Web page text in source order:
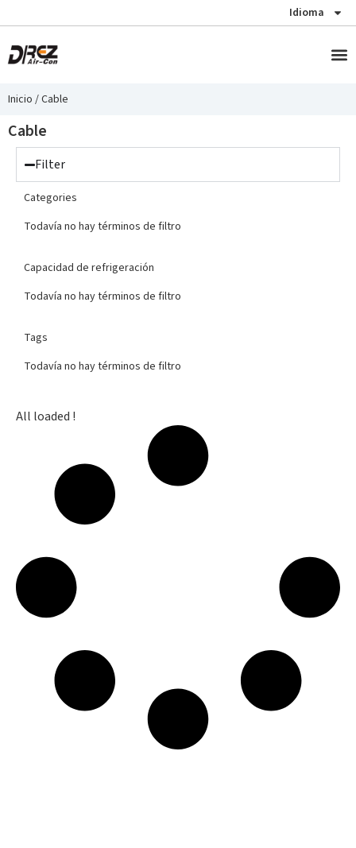
Idioma
Inicio /Cable
Cable
Filter
Categories
Todavía no hay términos de filtro
Capacidad de refrigeración
Todavía no hay términos de filtro
Tags
Todavía no hay términos de filtro
All loaded !